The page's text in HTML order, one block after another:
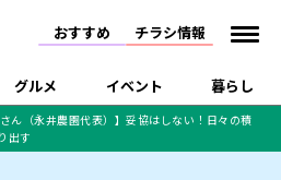
おすすめ チラシ情報
グルメ イベント 暮らし
インタビュー
さん（永井農園代表）】妥協はしない！日々の積
出す